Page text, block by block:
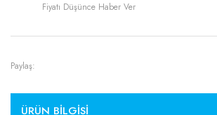
Fiyatı Düşünce Haber Ver
Paylaş:
ÜRÜN BILGISI